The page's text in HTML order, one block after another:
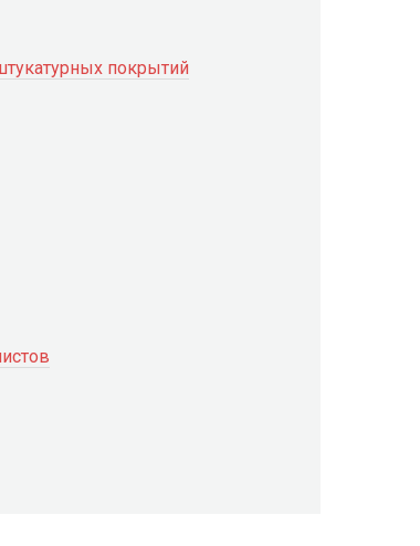
покрытий